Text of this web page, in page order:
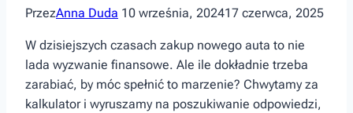
PrzezAnna Duda 10 września, 202417 czerwca, 2025
W dzisiejszych czasach zakup nowego auta to nie
lada wyzwanie finansowe. Ale ile dokładnie trzeba
zarabiać, by móc spełnić to marzenie? Chwytamy za
kalkulator i wyruszamy na poszukiwanie odpowiedzi,